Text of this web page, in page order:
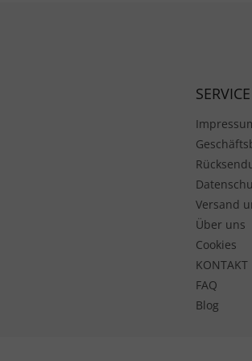
SERVICE
Versand
Über uns
Cookies
KONTAKT
FAQ
Blog